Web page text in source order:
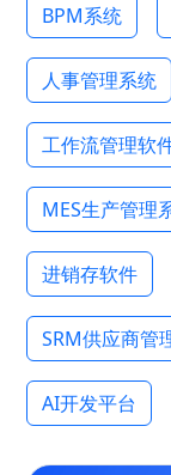
BPM系统
人事管理系统
工作流管理软
MES生产管理
进销存软件
SRM供应商管
AI开发平台